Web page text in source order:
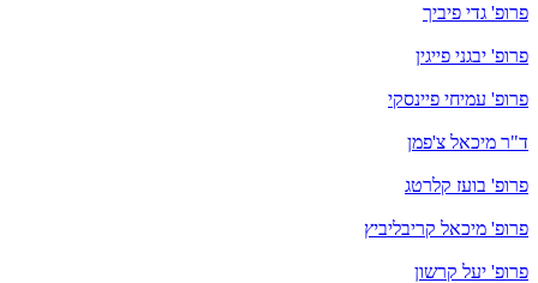
פרופ' גדי פיביך
פרופ' יבגני פייגין
פרופ' עמיחי פיינסקי
ד"ר מיכאל צ'פמן
פרופ' בועז קלרטג
פרופ' מיכאל קריבליביץ
פרופ' יעל קרשון